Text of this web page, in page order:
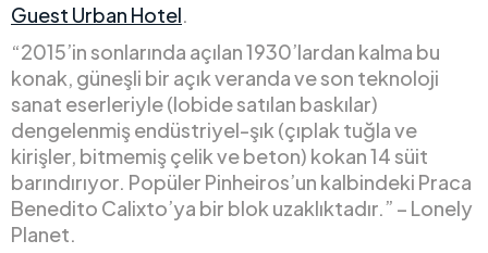
Guest Urban Hotel.
“2015’in sonlarında açılan 1930’lardan kalma bu
konak, güneşli bir açık veranda ve son teknoloji
sanat eserleriyle (lobide satılan baskılar)
dengelenmiş endüstriyel-şık (çıplak tuğla ve
kirişler, bitmemiş çelik ve beton) kokan 14 süit
barındırıyor. Popüler Pinheiros’un kalbindeki Praca
Benedito Calixto’ya bir blok uzaklıktadır.” – Lonely
Planet.